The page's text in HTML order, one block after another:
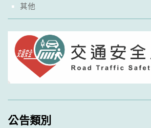
其他
公告類別